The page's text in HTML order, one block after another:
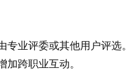
业评委或其他用户评选。
跨职业互动。